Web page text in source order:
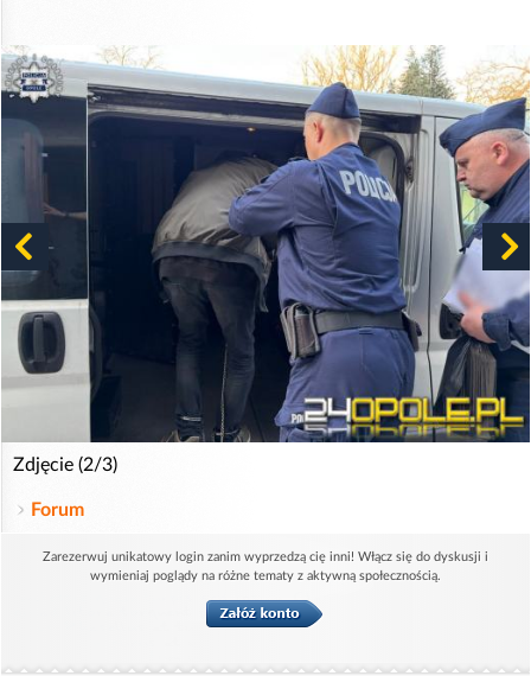
Zdjęcie (2/3)
Forum
Zarezerwuj unikatowy login zanim wyprzedzą cię inni! Włącz się do dyskusji i
wymieniaj poglądy na różne tematy z aktywną społecznością.